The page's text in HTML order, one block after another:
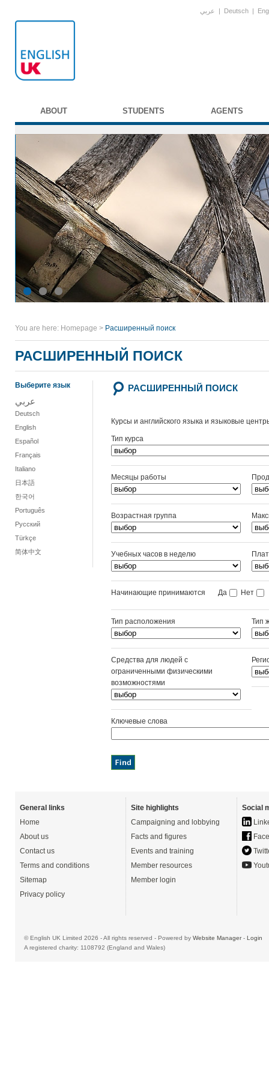
عربي | Deutsch |
ABOUT STUDENTS AGENTS
You are here: Homepage > Расширенный поиск
РАСШИРЕННЫЙ ПОИСК
Выберите язык
عربي
Deutsch
English
Español
Français
Italiano
日本語
한국어
Português
Русский
Türkçe
简体中文
РАСШИРЕННЫЙ ПОИСК
Курсы и английского языка и языковые
Тип курса
Месяцы работы
Возрастная группа
Учебных часов в неделю
Начинающие принимаются Да Нет
Тип расположения Тип
Средства для людей с
ограниченными физическими
возможностями
Ключевые слова
General links
Home
About us
Contact us
Terms and conditions
Sitemap
Privacy policy
Site highlights
Campaigning and lobbying
Facts and figures
Events and training
Member resources
Member login
Social
© English UK Limited 2026 - All rights reserved - Powered by Website Manager- Login
A registered charity: 1108792 (England and Wales)